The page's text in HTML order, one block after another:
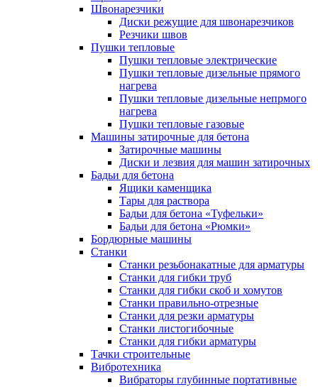
Швонарезчики
Диски режущие для швонарезчиков
Резчики швов
Пушки тепловые
Пушки тепловые электрические
Пушки тепловые дизельные прямого
нагрева
Пушки тепловые дизельные непрмого
нагрева
Пушки тепловые газовые
Машины затирочные для бетона
Затирочные машины
Диски и лезвия для машин затирочных
Бадьи для бетона
Ящики каменщика
Тары для раствора
Бадьи для бетона «Туфельки»
Бадьи для бетона «Рюмки»
Бордюрные машины
Станки
Станки резьбонакатные для арматуры
Станки для гибки труб
Станки для гибки скоб и хомутов
Станки правильно-отрезные
Станки для резки арматуры
Станки листогибочные
Станки для гибки арматуры
Тачки строительные
Вибротехника
Вибраторы глубинные портативные